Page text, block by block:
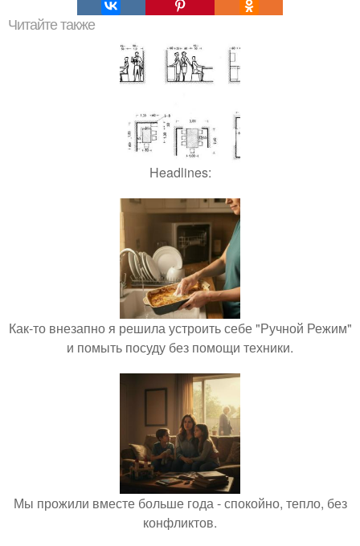
Читайте также
Headlines:
Как-то внезапно я решила устроить себе "Ручной Режим"
и помыть посуду без помощи техники.
Мы прожили вместе больше года - спокойно, тепло, без
конфликтов.